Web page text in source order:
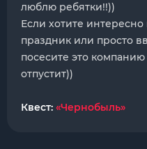
люблю ребятки!!))
Если хотите
праздник или просто
посесите это компанию
отпустит))
Квест: «Чернобыль»